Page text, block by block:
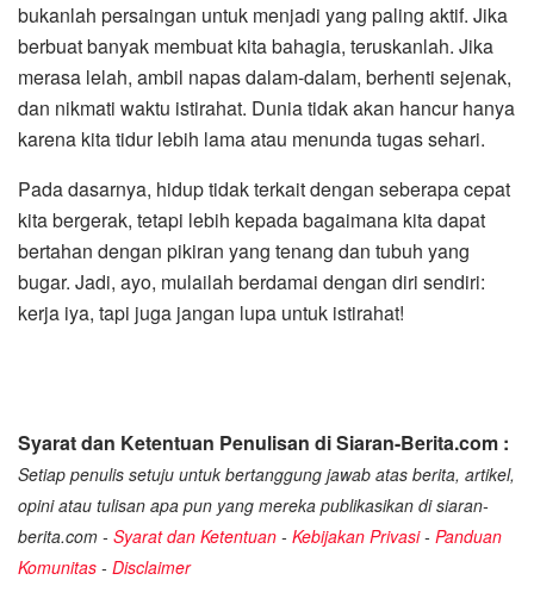
bukanlah persaingan untuk menjadi yang paling aktif. Jika
berbuat banyak membuat kita bahagia, teruskanlah. Jika
merasa lelah, ambil napas dalam-dalam, berhenti sejenak,
dan nikmati waktu istirahat. Dunia tidak akan hancur hanya
karena kita tidur lebih lama atau menunda tugas sehari.
Pada dasarnya, hidup tidak terkait dengan seberapa cepat
kita bergerak, tetapi lebih kepada bagaimana kita dapat
bertahan dengan pikiran yang tenang dan tubuh yang
bugar. Jadi, ayo, mulailah berdamai dengan diri sendiri:
kerja iya, tapi juga jangan lupa untuk istirahat!
Syarat dan Ketentuan Penulisan di Siaran-Berita.com :
Setiap penulis setuju untuk bertanggung jawab atas berita, artikel,
opini atau tulisan apa pun yang mereka publikasikan di siaran-
berita.com - Syarat dan Ketentuan - Kebijakan Privasi- Panduan
Komunitas - Disclaimer